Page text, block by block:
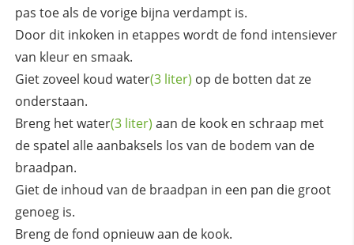
pas toe als de vorige bijna verdampt is.
Door dit inkoken in etappes wordt de fond intensiever
van kleur en smaak.
Giet zoveel koud water(3 liter) op de botten dat ze
onderstaan.
Breng hetwater(3 liter) aan de kook en schraap met
de spatel alle aanbaksels los van de bodem van de
braadpan.
Giet de inhoud van de braadpan in een pan die groot
genoeg is.
Breng de fond opnieuw aan de kook.